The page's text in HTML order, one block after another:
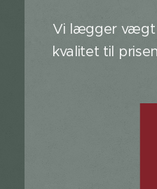
Vi lægger vægt
kvalitet til